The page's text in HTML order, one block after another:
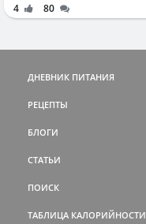
4 80
ДНЕВНИК ПИТАНИЯ
РЕЦЕПТЫ
БЛОГИ
СТАТЬИ
ПОИСК
ТАБЛИЦА КАЛОРИЙНОСТИ